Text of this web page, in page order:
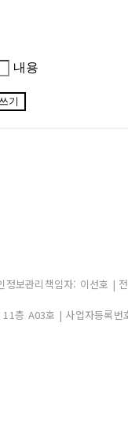
내용
기
정보관리책임자: 이선호
층 A03호 | 사업자등록번